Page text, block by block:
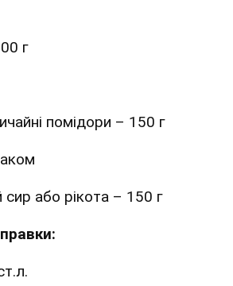
г
помідори – 150 г
або рікота – 150 г